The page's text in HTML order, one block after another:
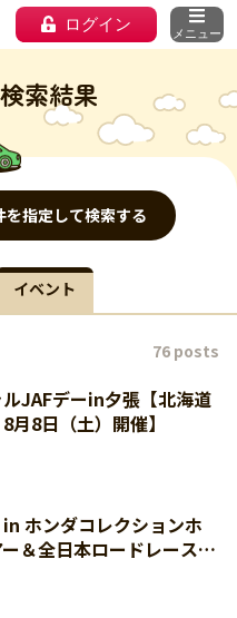
ログイン メニュー
索結果
を指定して検索する
イベント
76 posts
JAFデーin夕張【北海道
月8日（土）開催】
ホンダコレクションホ
＆全日本ロードレース観
ィリゾートもてぎ（栃